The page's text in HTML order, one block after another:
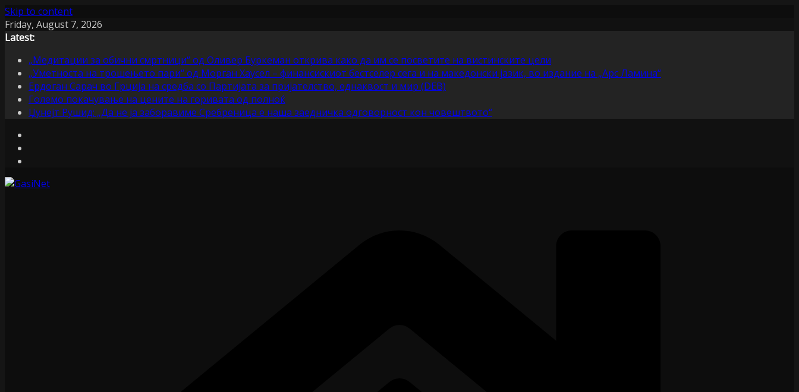
Skip to content
Friday, August 7, 2026
Latest:
„Медитации за обични смртници“ од Оливер Буркеман открива како да им се посветите на вистинските цели
„Уметноста на трошењето пари“ од Морган Хаусел – финансискиот бестселер сега и на македонски јазик, во издание на „Арс Ламина“
Ердоган Сарач во Грција на средба со Партијата за пријателство, еднаквост и мир (DEB)
Големо покачување на цените на горивата од полноќ
Џунејт Рушид: „Да не ја заборавиме Сребреница е наша заедничка одговорност кон човештвото“